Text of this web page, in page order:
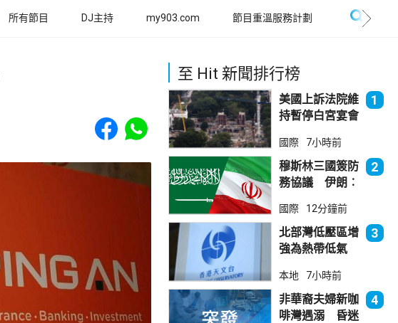
所有節目 DJ主持 my903.com 節目重溫服務計劃
Share to Facebook
Share to WhatsApp
至 Hit 新聞排行榜
美國上訴法院維
持暫停白宮宴會
1
國際 7小時前
穆斯林三國簽防
務協議 伊朗︰
安全
2
國際 12分鐘前
北部灣低壓區增
強為熱帶低氣
本港直接威脅不
大
3
本地 7小時前
非華裔夫婦新咖
啡灣遇溺 昏迷
4